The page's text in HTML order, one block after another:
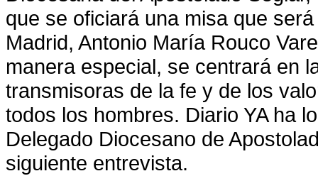
que se oficiará una misa que
Madrid, Antonio María Rouco
manera especial, se centrará en
transmisoras de la fe y de los
todos los hombres. Diario YA ha
Delegado Diocesano de
siguiente entrevista.